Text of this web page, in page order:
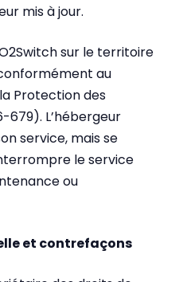
mis à jour.
sur le territoire
au
Protection des
679). L’hébergeur
service, mais se
le service
ou
et contrefaçons